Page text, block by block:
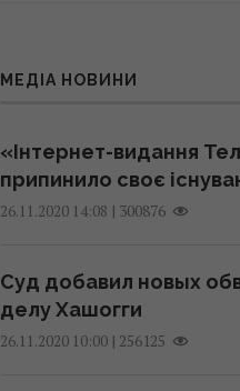
МЕДІА НОВИНИ
«Інтернет-видання
припинило своє
26.11.2020 14:08 | 300876
Суд добавил новых
делу Хашогги
26.11.2020 10:00| 256125